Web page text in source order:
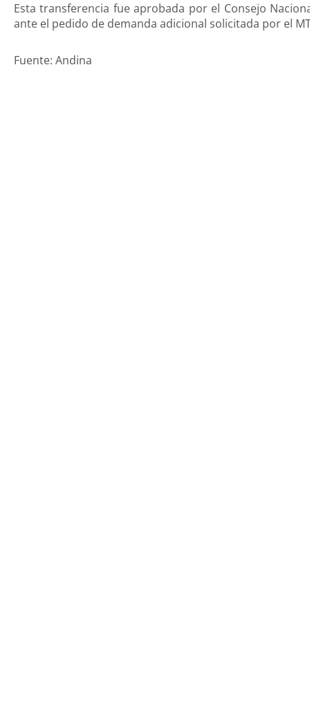
Esta transferencia fue aprobada por el Consejo
ante el pedido de demanda adicional solicitada por el
Fuente: Andina